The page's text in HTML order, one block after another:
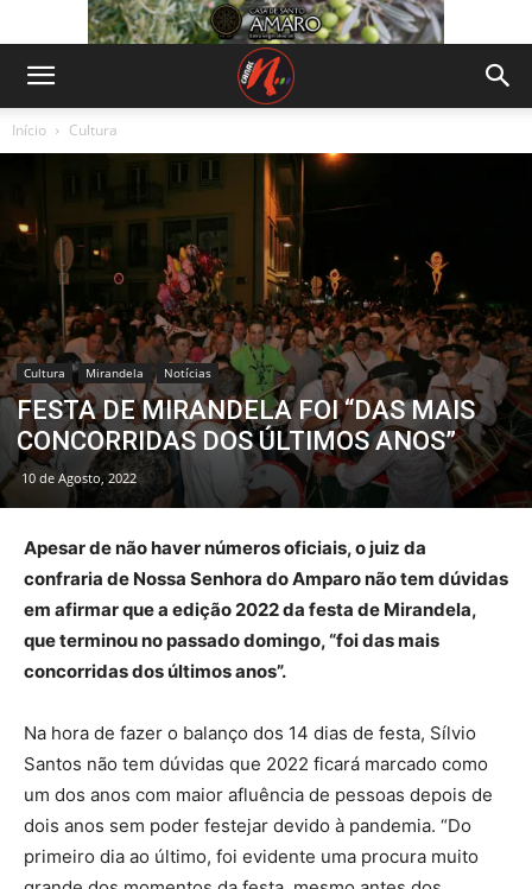
Início Cultura
Cultura Mirandela Notícias
FESTA DE MIRANDELA FOI “DAS MAIS
CONCORRIDAS DOS ÚLTIMOS ANOS”
10 de Agosto, 2022
Apesar de não haver números oficiais, o juiz da
confraria de Nossa Senhora do Amparo não tem dúvidas
em afirmar que a edição 2022 da festa de Mirandela,
que terminou no passado domingo, “foi das mais
concorridas dos últimos anos”.
Na hora de fazer o balanço dos 14 dias de festa, Sílvio
Santos não tem dúvidas que 2022 ficará marcado como
um dos anos com maior afluência de pessoas depois de
dois anos sem poder festejar devido à pandemia. “Do
primeiro dia ao último, foi evidente uma procura muito